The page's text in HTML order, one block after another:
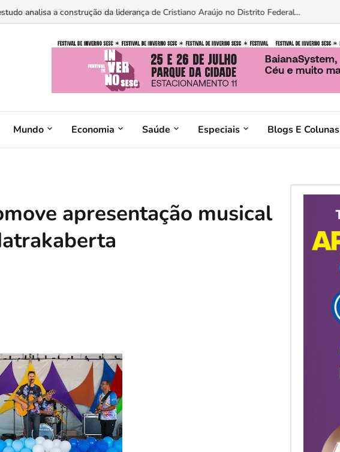
analisa a construção da liderança de Cristiano Araújo no Distrito Federal...
Mundo Economia Saúde Especiais Blogs E Colunas
apresentação musical